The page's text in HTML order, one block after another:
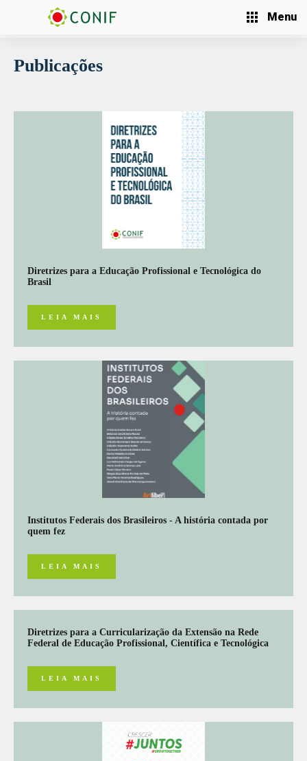
Menu
Publicações
Diretrizes para a Educação Profissional e Tecnológica do
Brasil
LEIA MAIS
Institutos Federais dos Brasileiros - A história contada por
quem fez
LEIA MAIS
Diretrizes para a Curricularização da Extensão na Rede
Federal de Educação Profissional, Científica e Tecnológica
LEIA MAIS